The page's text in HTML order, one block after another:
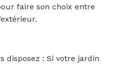
faire son choix entre
disposez : Si votre jardin